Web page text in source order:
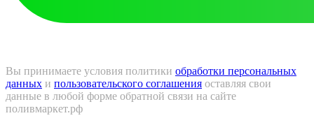
Вы принимаете условия политики обработки персональных
данных и пользовательского соглашения оставляя свои
данные в любой форме обратной связи на сайте
поливмаркет.рф